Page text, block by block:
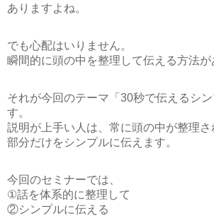
ありますよね。
でも心配はいりません。
瞬間的に頭の中を整理して伝える方法が
それが今回のテーマ 「30秒で伝えるシ
す。
説明が上手い人は、常に頭の中が整理
部分だけをシンプルに伝えます。
今回のセミナーでは、
①話を体系的に整理して
②シンプルに伝える